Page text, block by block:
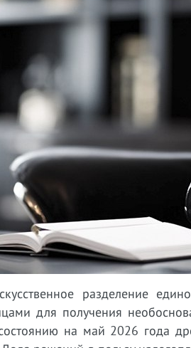
разделение
для получения
на май 2026 года